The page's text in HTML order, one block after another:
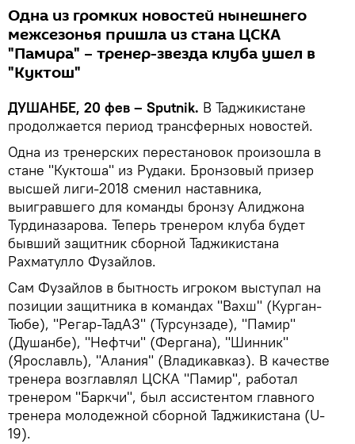
Одна из громких новостей нынешнего
межсезонья пришла из стана ЦСКА
"Памира" – тренер-звезда клуба ушел в
"Куктош"
ДУШАНБЕ, 20 фев – Sputnik. В Таджикистане
продолжается период трансферных новостей.
Одна из тренерских перестановок произошла в
стане "Куктоша" из Рудаки. Бронзовый призер
высшей лиги-2018 сменил наставника,
выигравшего для команды бронзу Алиджона
Турдиназарова. Теперь тренером клуба будет
бывший защитник сборной Таджикистана
Рахматулло Фузайлов.
Сам Фузайлов в бытность игроком выступал на
позиции защитника в командах "Вахш" (Курган-
Тюбе), "Регар-ТадАЗ" (Турсунзаде), "Памир"
(Душанбе), "Нефтчи" (Фергана), "Шинник"
(Ярославль), "Алания" (Владикавказ). В качестве
тренера возглавлял ЦСКА "Памир", работал
тренером "Баркчи", был ассистентом главного
тренера молодежной сборной Таджикистана (U-
19).